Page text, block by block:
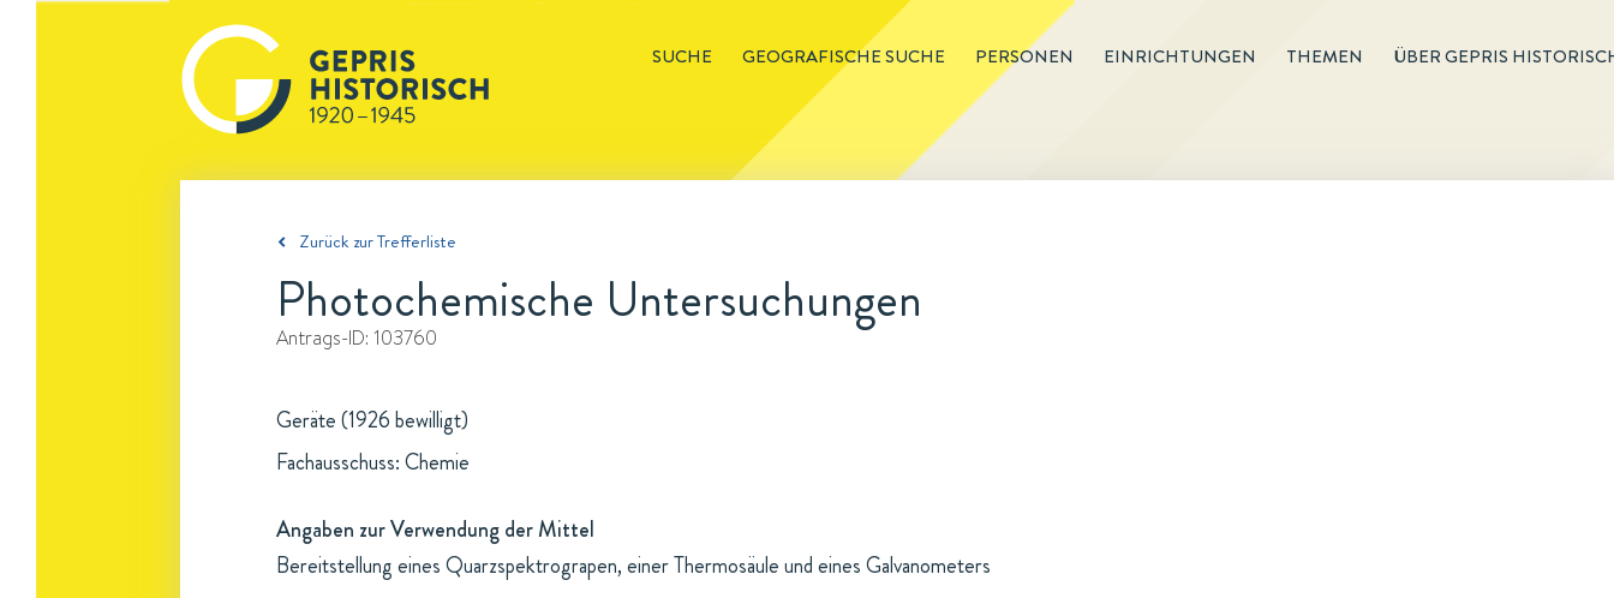
SUCHE GEOGRAFISCHE SUCHE PERSONEN EINRICHTUNGEN THEMEN ÜBER GEPRIS
Zurück zur Trefferliste
Photochemische Untersuchungen
Antrags-ID: 103760
Geräte (1926 bewilligt)
Fachausschuss: Chemie
Angaben zur Verwendung der Mittel
Bereitstellung eines Quarzspektrograpen, einer Thermosäule und eines Galvanometers